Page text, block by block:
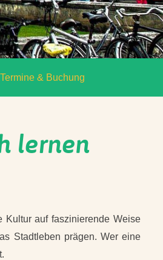
Termine & Buchung
lernen
auf faszinierende Weise
Stadtleben prägen. Wer eine